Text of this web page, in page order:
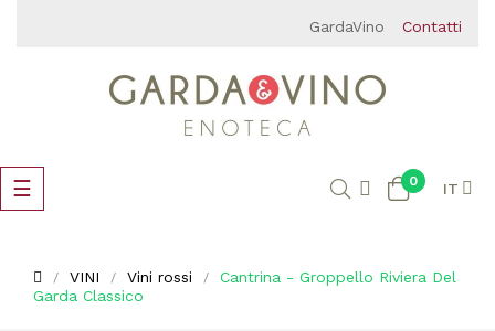
GardaVino Contatti
navigazione
Toggle
☰ 0 IT
VINI Vini rossi
Cantrina - Groppello Riviera Del
Garda Classico